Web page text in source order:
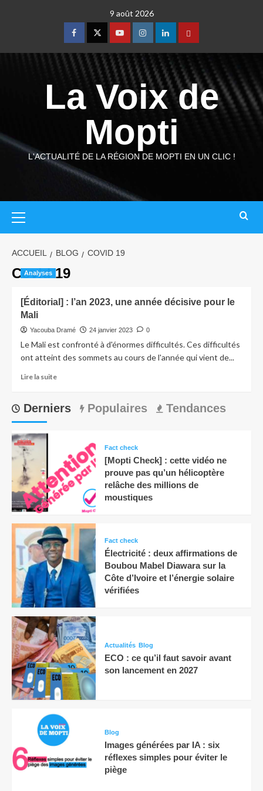
9 août 2026
La Voix de
Mopti
L'ACTUALITÉ DE LA RÉGION DE MOPTI EN UN CLIC !
ACCUEIL BLOG COVID 19
Covid 19
Analyses
[Éditorial] : l’an 2023, une année décisive pour le
Mali
Yacouba Dramé 24 janvier 2023 0
Le Mali est confronté à d'énormes difficultés. Ces difficultés
ont atteint des sommets au cours de l'année qui vient de...
Lire la suite
Derniers Populaires Tendances
Fact check
[Mopti Check] : cette vidéo ne
prouve pas qu’un hélicoptère
relâche des millions de
moustiques
Fact check
Électricité : deux affirmations de
Boubou Mabel Diawara sur la
Côte d’Ivoire et l’énergie solaire
vérifiées
Actualités Blog
ECO : ce qu’il faut savoir avant
son lancement en 2027
Blog
Images générées par IA : six
réflexes simples pour éviter le
piège